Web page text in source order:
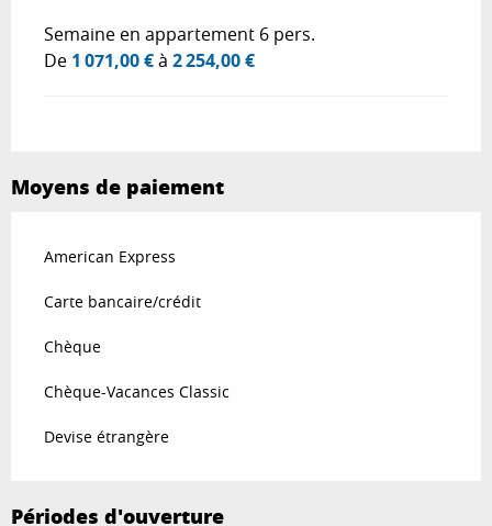
Semaine en appartement 6 pers.
De 1 071,00 €à 2 254,00 €
Moyens de paiement
American Express
Carte bancaire/crédit
Chèque
Chèque-Vacances Classic
Devise étrangère
Périodes d'ouverture